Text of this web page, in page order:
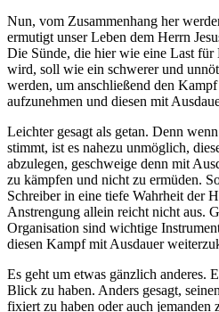
Nun, vom Zusammenhang her
ermutigt unser Leben dem Herrn
Die Sünde, die hier wie eine Last für
wird, soll wie ein schwerer und
werden, um anschließend den
aufzunehmen und diesen mit
Leichter gesagt als getan. Denn
stimmt, ist es nahezu unmöglich,
abzulegen, geschweige denn mit
zu kämpfen und nicht zu ermüden.
Schreiber in eine tiefe Wahrheit der
Anstrengung allein reicht nicht aus.
Organisation sind wichtige
diesen Kampf mit Ausdauer
Es geht um etwas gänzlich anderes.
Blick zu haben. Anders gesagt,
fixiert zu haben oder auch jemanden